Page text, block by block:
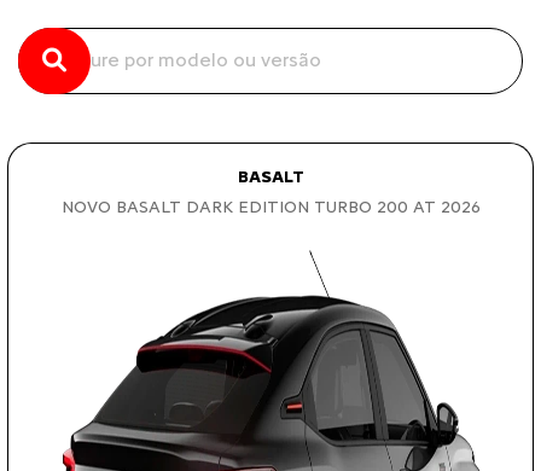
BASALT
NOVO BASALT DARK EDITION TURBO 200 AT 2026